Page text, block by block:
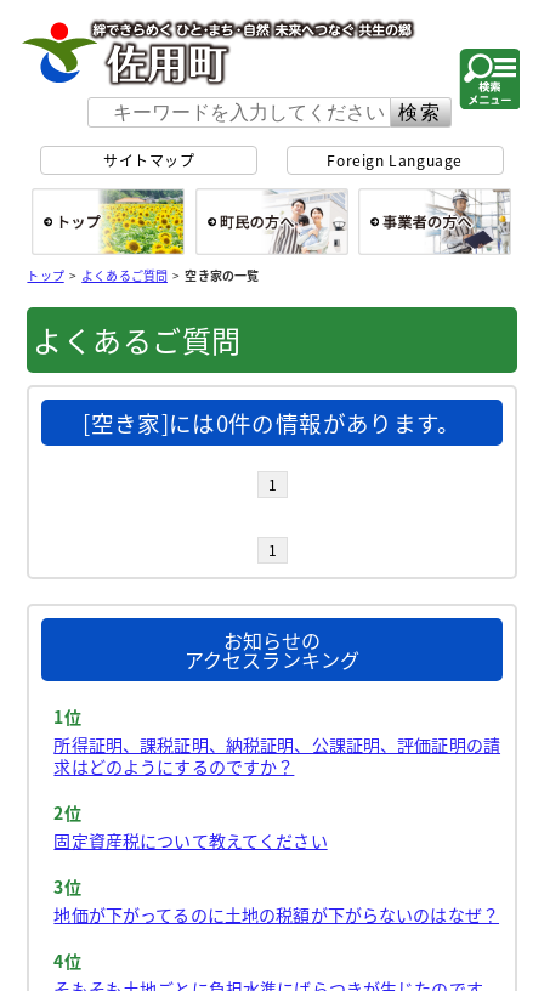
サイトマップ Foreign Language
総合トップ
トップ> よくあるご質問>空き家の一覧
よくあるご質問
[空き家]には0件の情報があります。
1
1
お知らせの
アクセスランキング
1位
所得証明、課税証明、納税証明、公課証明、評価証明の請
求はどのようにするのですか？
2位
固定資産税について教えてください
3位
地価が下がってるのに土地の税額が下がらないのはなぜ？
4位